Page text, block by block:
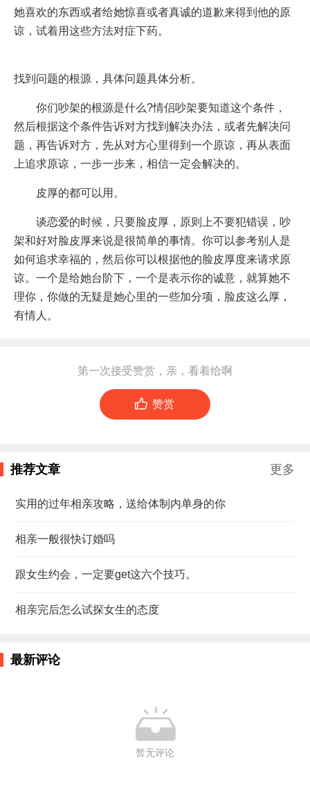
她喜欢的东西或者给她惊喜或者真诚的道歉来得到他的原
谅，试着用这些方法对症下药。
找到问题的根源，具体问题具体分析。
你们吵架的根源是什么?情侣吵架要知道这个条件，
然后根据这个条件告诉对方找到解决办法，或者先解决问
题，再告诉对方，先从对方心里得到一个原谅，再从表面
上追求原谅，一步一步来，相信一定会解决的。
皮厚的都可以用。
谈恋爱的时候，只要脸皮厚，原则上不要犯错误，吵
架和好对脸皮厚来说是很简单的事情。你可以参考别人是
如何追求幸福的，然后你可以根据他的脸皮厚度来请求原
谅。一个是给她台阶下，一个是表示你的诚意，就算她不
理你，你做的无疑是她心里的一些加分项，脸皮这么厚，
有情人。
第一次接受赞赏，亲，看着给啊
 赞赏
推荐文章 更多
实用的过年相亲攻略，送给体制内单身的你
相亲一般很快订婚吗
跟女生约会，一定要get这六个技巧。
相亲完后怎么试探女生的态度
最新评论

暂无评论